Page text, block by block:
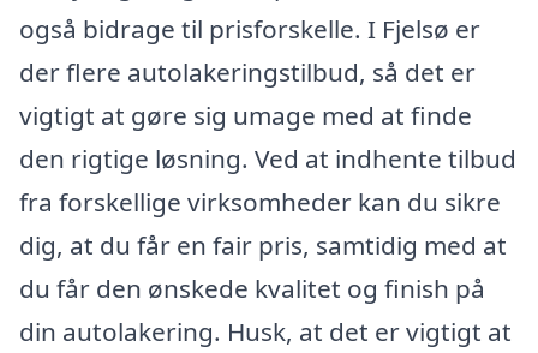
også bidrage til prisforskelle. I Fjelsø er
der flere autolakeringstilbud, så det er
vigtigt at gøre sig umage med at finde
den rigtige løsning. Ved at indhente tilbud
fra forskellige virksomheder kan du sikre
dig, at du får en fair pris, samtidig med at
du får den ønskede kvalitet og finish på
din autolakering. Husk, at det er vigtigt at